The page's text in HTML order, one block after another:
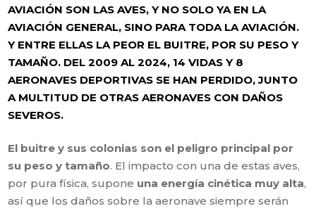
AVIACIÓN SON LAS AVES, Y NO SOLO YA EN LA
AVIACIÓN GENERAL, SINO PARA TODA LA AVIACIÓN.
Y ENTRE ELLAS LA PEOR EL BUITRE, POR SU PESO Y
TAMAÑO. DEL 2009 AL 2024, 14 VIDAS Y 8
AERONAVES DEPORTIVAS SE HAN PERDIDO, JUNTO
A MULTITUD DE OTRAS AERONAVES CON DAÑOS
SEVEROS.
El buitre y sus colonias son el peligro principal por
su peso y tamaño. El impacto con una de estas aves,
por pura física, supone una energía cinética muy alta,
así que los daños sobre la aeronave siempre serán